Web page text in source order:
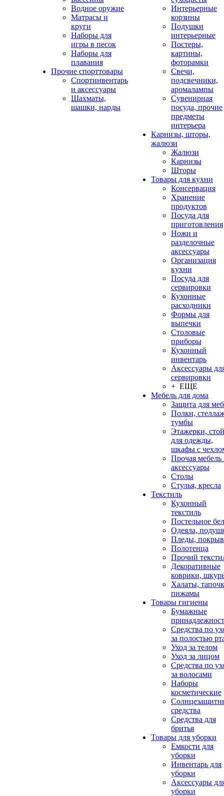
Водное оружие
Матрасы и
круги
Наборы для
игры в песок
Наборы для
плавания
Прочие спорттовары
Спортинвентарь
и аксессуары
Шахматы,
шашки, нарды
Интерьерные
корзины
Подушки
интерьерные
Постеры,
картины,
фоторамки
Свечи,
подсвечники,
аромалампы
Сувенирная
посуда, прочие
предметы
интерьера
Карнизы, шторы,
жалюзи
Жалюзи
Карнизы
Шторы
Товары для кухни
Консервация
Хранение
продуктов
Посуда для
приготовления
Ножи и
разделочные
аксессуары
Организация
кухни
Посуда для
сервировки
Кухонные
расходники
Формы для
выпечки
Столовые
приборы
Кухонный
инвентарь
Аксессуары
сервировки
+ ЕЩЕ
Мебель для дома
Защита для
Полки,
тумбы
Этажерки,
для одежды,
шкафы с
Прочая мебель
аксессуары
Столы
Стулья, кресла
Текстиль
Кухонный
текстиль
Постельное
Одеяла,
Пледы,
Полотенца
Прочий
Декоративные
коврики,
Халаты,
пижамы
Товары гигиены
Бумажные
Средства по
за полостью
Уход за телом
Уход за лицом
Средства по
за волосами
Наборы
косметические
средства
Средства для
бритья
Товары для уборки
Емкости для
уборки
Инвентарь для
уборки
Аксессуары
уборки